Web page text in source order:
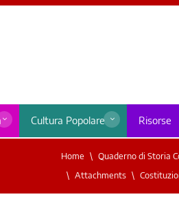
Cultura Popolare Risorse
Home Quaderno di Storia
Attachments